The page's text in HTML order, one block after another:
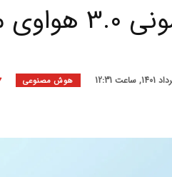
شد
هوش مصنوعی